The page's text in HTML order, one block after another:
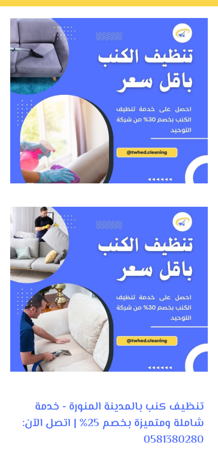
تنظيف كنب بالمدينة المنورة - خدمة
شاملة ومتميزة بخصم 25% | اتصل الآن:
0581380280